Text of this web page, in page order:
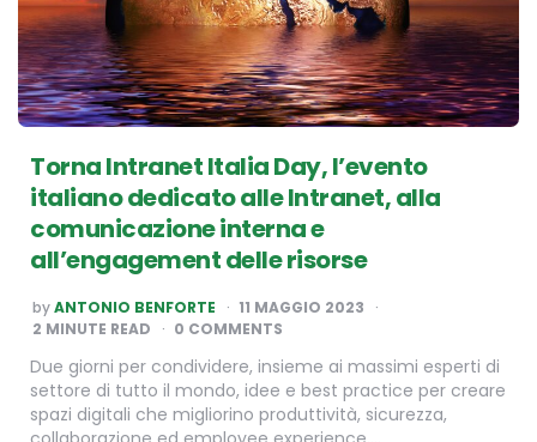
Torna Intranet Italia Day, l’evento
italiano dedicato alle Intranet, alla
comunicazione interna e
all’engagement delle risorse
POSTED
BY
byANTONIO BENFORTE
11 MAGGIO 2023
2 MINUTE READ 0 COMMENTS
Due giorni per condividere, insieme ai massimi esperti di
settore di tutto il mondo, idee e best practice per creare
spazi digitali che migliorino produttività, sicurezza,